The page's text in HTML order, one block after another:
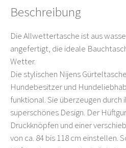
Menge
Beschreibung
Die Allwettertasche ist aus
angefertigt, die ideale
Wetter.
Die stylischen Nijens
Hundebesitzer und
funktional. Sie überzeugen durch
superschönes Design. Der
Druckknöpfen und einer
von ca. 84 bis 118 cm einstellen.